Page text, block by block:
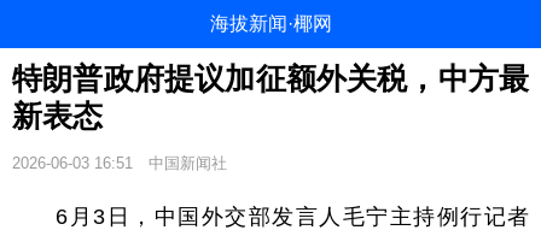
海拔新闻·椰网
特朗普政府提议加征额外关税，中方最
新表态
2026-06-03 16:51 中国新闻社
6月3日，中国外交部发言人毛宁主持例行记者